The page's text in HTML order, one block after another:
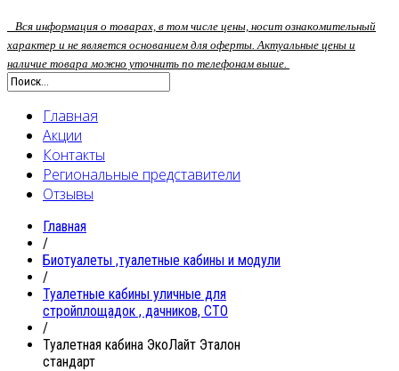
Вся информация о товарах, в том числе цены, носит ознакомительный
характер и не является основанием для оферты. Актуальные цены и
наличие товара можно уточнить по телефонам выше.
Главная
Акции
Контакты
Региональные представители
Отзывы
Главная
/
Биотуалеты ,туалетные кабины и модули
/
Туалетные кабины уличные для
стройплощадок , дачников, СТО
/
Туалетная кабина ЭкоЛайт Эталон
стандарт